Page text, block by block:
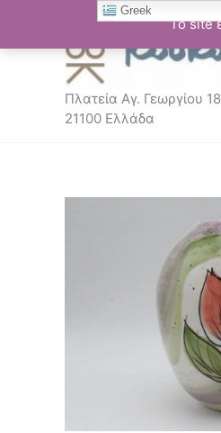
Το site
περιεχόμενο
Πλατεία Αγ. Γεωργίου
21100 Ελλάδα
Greek